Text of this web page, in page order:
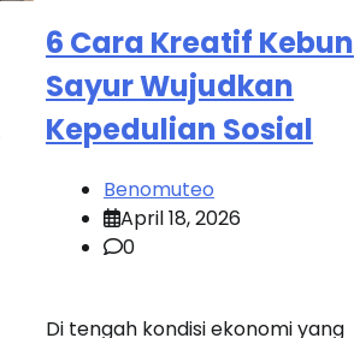
6 Cara Kreatif Kebun
Sayur Wujudkan
Kepedulian Sosial
Benomuteo
April 18, 2026
0
Di tengah kondisi ekonomi yang